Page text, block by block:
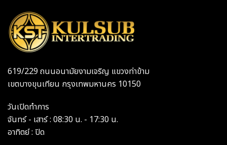
619/229 ถนนอนามัยงามเจริญ แขวงท่าข้าม
เขตบางขุนเทียน กรุงเทพมหานคร 10150
วันเปิดทำการ
จันทร์ - เสาร์ : 08:30 น. - 17:30 น.
อาทิตย์ : ปิด